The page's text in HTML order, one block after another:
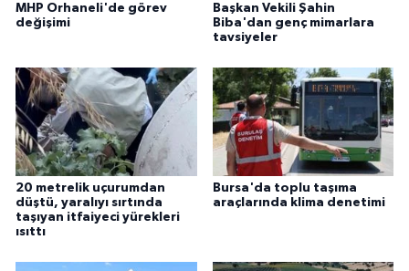
MHP Orhaneli'de görev
değişimi
Başkan Vekili Şahin
Biba'dan genç mimarlara
tavsiyeler
20 metrelik uçurumdan
düştü, yaralıyı sırtında
taşıyan itfaiyeci yürekleri
ısıttı
Bursa'da toplu taşıma
araçlarında klima denetimi